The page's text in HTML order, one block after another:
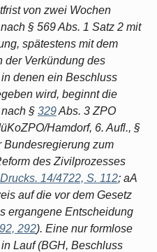
von zwei Wochen
§ 569 Abs. 1 Satz 2 mit
spätestens mit dem
der Verkündung des
denen ein Beschluss
wird, beginnt die
§ 329Abs. 3 ZPO
Hamdorf, 6. Aufl., §
Bundesregierung zum
des Zivilprozesses
14/4722, S. 112; aA
auf die vor dem Gesetz
ergangene Entscheidung
292). Eine nur formlose
Lauf (BGH, Beschluss